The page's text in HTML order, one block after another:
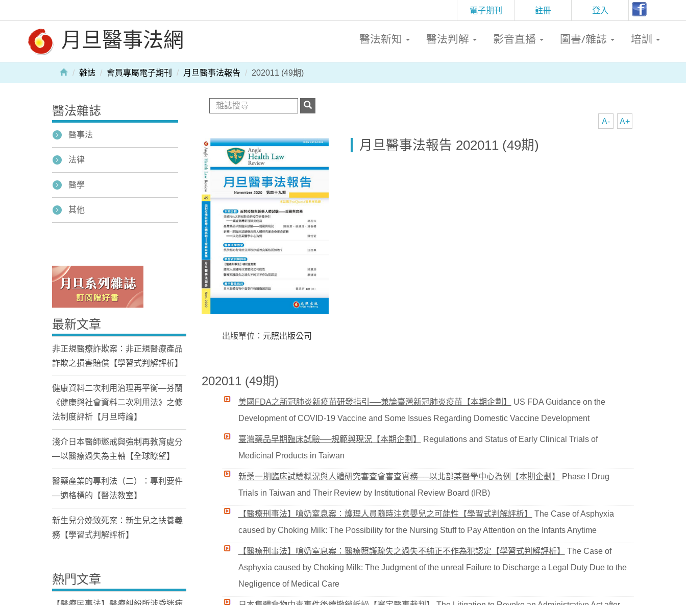
註冊 登入
電子期刊
月旦醫事法網 醫法新知 醫法判解 影音直播 圖書/雜誌 培訓
Home
雜誌 會員專屬電子期刊 月旦醫事法報告 202011 (49期)
A+
A-
出版單位： 元照出版公司
月旦醫事法報告 202011 (49期)
202011 (49期)
美國FDA之新冠肺炎新疫苗研發指引──兼論臺灣新冠肺炎疫苗【本期企劃】
US FDA Guidance on the
Development of COVID-19 Vaccine and Some Issues Regarding Domestic Vaccine Development
臺灣藥品早期臨床試驗──規範與現況【本期企劃】
Regulations and Status of Early Clinical Trials of
Medicinal Products in Taiwan
新藥一期臨床試驗概況與人體研究審查會審查實務──以北部某醫學中心為例【本期企劃】
Phase I Drug
Trials in Taiwan and Their Review by Institutional Review Board (IRB)
【醫療刑事法】嗆奶窒息案：護理人員隨時注意嬰兒之可能性【學習式判解評析】
The Case of Asphyxia
caused by Choking Milk: The Possibility for the Nursing Stuff to Pay Attention on the Infants Anytime
【醫療刑事法】嗆奶窒息案：醫療照護疏失之過失不純正不作為犯認定【學習式判解評析】
The Case of
Asphyxia caused by Choking Milk: The Judgment of the unreal Failure to Discharge a Legal Duty Due to the
Negligence of Medical Care
醫法雜誌
醫事法
法律
醫學
其他
最新文章
非正規醫療詐欺案：非正規醫療產品
詐欺之損害賠償【學習式判解評析】
健康資料二次利用治理再平衡—芬蘭
《健康與社會資料二次利用法》之修
法制度評析【月旦時論】
淺介日本醫師懲戒與強制再教育處分
—以醫療過失為主軸【全球瞭望】
醫藥產業的專利法（二）：專利要件
—適格標的【醫法教室】
新生兒分娩致死案：新生兒之扶養義
務【學習式判解評析】
熱門文章